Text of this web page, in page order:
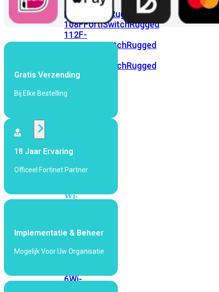
FortiSwitchRugged
108FFortiSwitchRugged
112F-
POEFortiSwitchRugged
FortiSwitchRugged
424F-
Access
Points
Wi-
Wi-
Fi
Wi-
6Wi-
Gratis Verzending
Bij Elke Bestelling
18 Jaar Ervaring
Officeel Fortinet Partner
Implementatie & Beheer
Mogelijk Voor Uw Organisatie